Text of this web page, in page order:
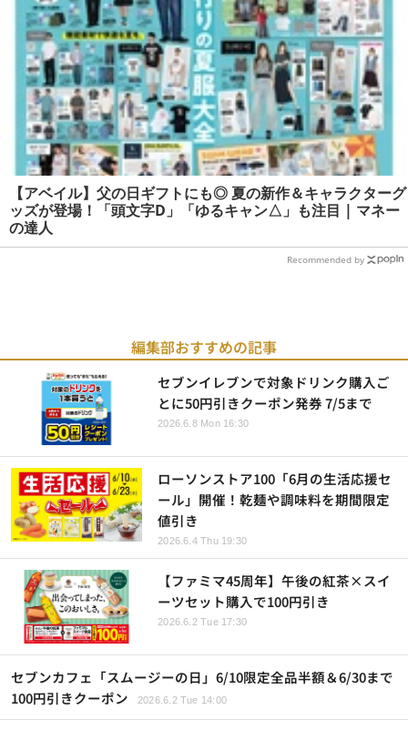
【アベイル】父の日ギフトにも◎ 夏の新作＆キャラクターグ
ッズが登場！「頭文字D」「ゆるキャン△」も注目 | マネー
の達人
Recommended by
編集部おすすめの記事
セブンイレブンで対象ドリンク購入ご
とに50円引きクーポン発券 7/5まで
2026.6.8 Mon 16:30
ローソンストア100「6月の生活応援セ
ール」開催！乾麺や調味料を期間限定
値引き
2026.6.4 Thu 19:30
【ファミマ45周年】午後の紅茶×スイ
ーツセット購入で100円引き
2026.6.2 Tue 17:30
セブンカフェ「スムージーの日」6/10限定全品半額＆6/30まで
100円引きクーポン
2026.6.2 Tue 14:00